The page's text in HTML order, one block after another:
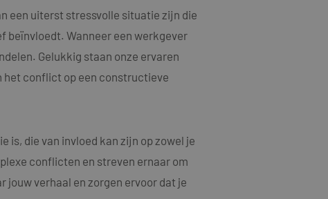
een uiterst stressvolle situatie zijn die
beïnvloedt. Wanneer een werkgever
Gelukkig staan onze ervaren
het conflict op een constructieve
is, die van invloed kan zijn op zowel je
conflicten en streven ernaar om
verhaal en zorgen ervoor dat je